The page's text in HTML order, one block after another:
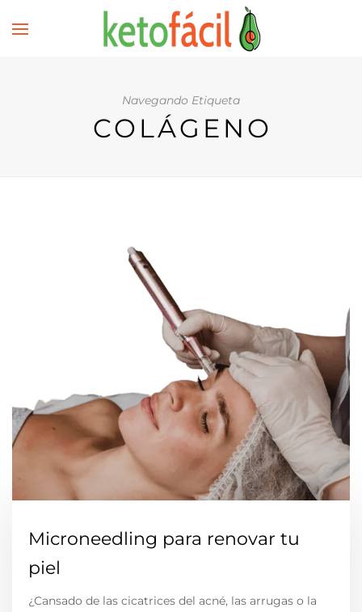
Navegando Etiqueta
COLÁGENO
Microneedling para renovar tu
piel
¿Cansado de las cicatrices del acné, las arrugas o la